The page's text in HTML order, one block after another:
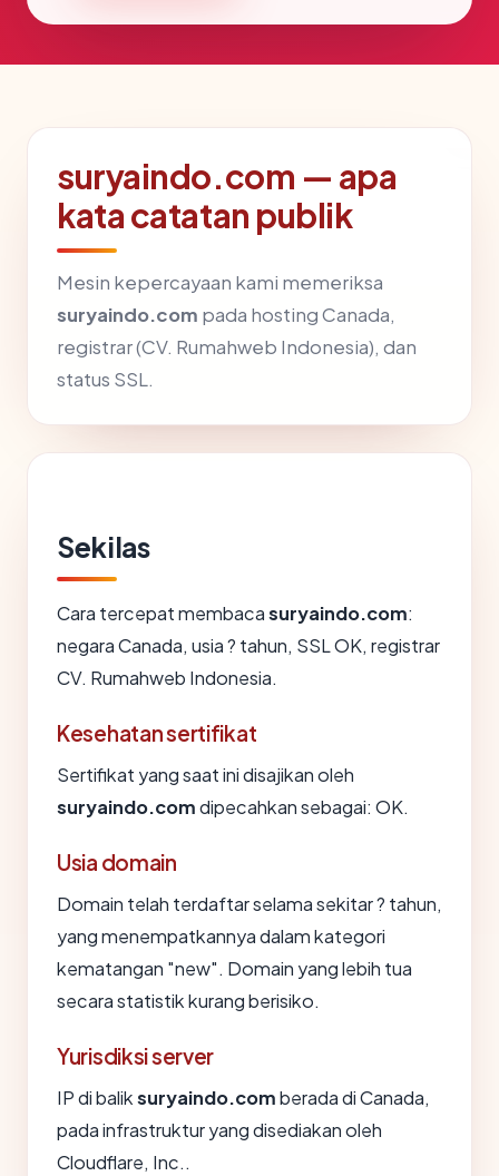
suryaindo.com — apa
kata catatan publik
Mesin kepercayaan kami memeriksa
suryaindo.com pada hosting Canada,
registrar (CV. Rumahweb Indonesia), dan
status SSL.
Sekilas
Cara tercepat membacasuryaindo.com:
negara Canada, usia ? tahun, SSL OK, registrar
CV. Rumahweb Indonesia.
Kesehatan sertifikat
Sertifikat yang saat ini disajikan oleh
suryaindo.comdipecahkan sebagai: OK.
Usia domain
Domain telah terdaftar selama sekitar ? tahun,
yang menempatkannya dalam kategori
kematangan "new". Domain yang lebih tua
secara statistik kurang berisiko.
Yurisdiksi server
IP di baliksuryaindo.comberada di Canada,
pada infrastruktur yang disediakan oleh
Cloudflare, Inc..